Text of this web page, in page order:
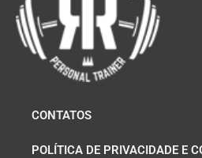
CONTATOS
POLÍTICA DE PRIVACIDADE E